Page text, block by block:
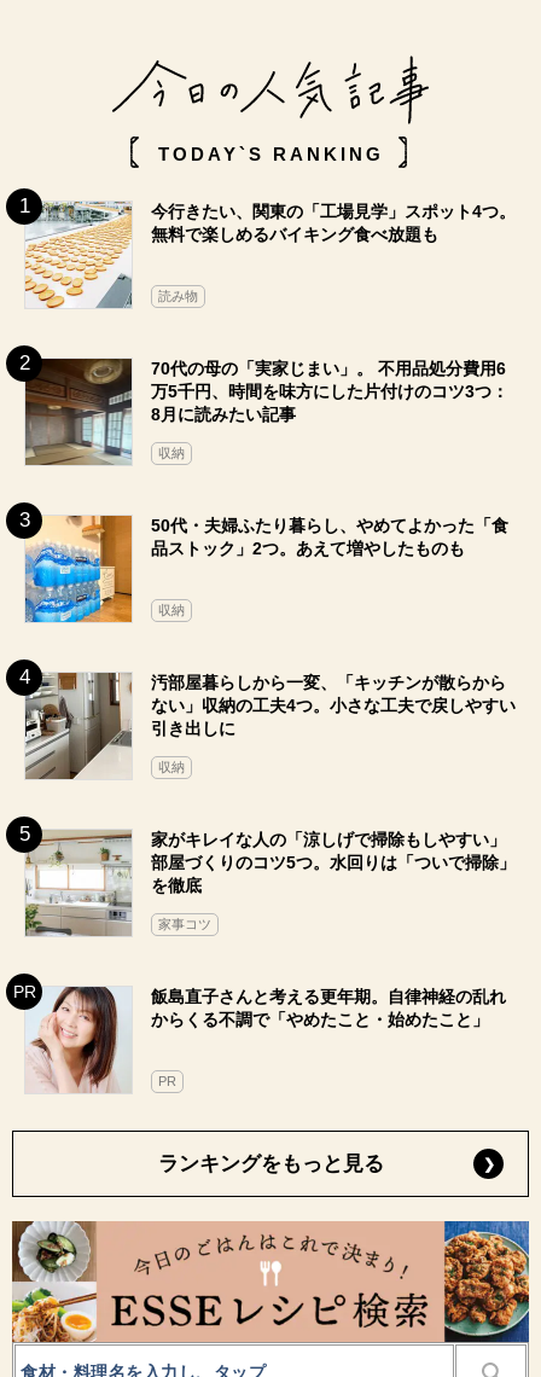
TODAY`S RANKING
今行きたい、関東の「工場見学」スポット4つ。
無料で楽しめるバイキング食べ放題も
読み物
70代の母の「実家じまい」。 不用品処分費用6
万5千円、時間を味方にした片付けのコツ3つ：
8月に読みたい記事
収納
50代・夫婦ふたり暮らし、やめてよかった「食
品ストック」2つ。あえて増やしたものも
収納
汚部屋暮らしから一変、「キッチンが散らから
ない」収納の工夫4つ。小さな工夫で戻しやすい
引き出しに
収納
家がキレイな人の「涼しげで掃除もしやすい」
部屋づくりのコツ5つ。水回りは「ついで掃除」
を徹底
家事コツ
飯島直子さんと考える更年期。自律神経の乱れ
からくる不調で「やめたこと・始めたこと」
PR
ランキングをもっと見る